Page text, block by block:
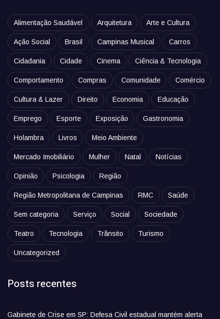
Alimentação Saudável Arquitetura Arte e Cultura
Ação Social Brasil Campinas Musical Carros
Cidadania Cidade Cinema Ciência & Tecnologia
Comportamento Compras Comunidade Comércio
Cultura & Lazer Direito Economia Educação
Emprego Esporte Exposição Gastronomia
Holambra Livros Meio Ambiente
Mercado Imobiliário Mulher Natal Notícias
Opinião Psicologia Região
Região Metropolitana de Campinas RMC Saúde
Sem categoria Serviço Social Sociedade
Teatro Tecnologia Trânsito Turismo
Uncategorized
Posts recentes
Gabinete de Crise em SP: Defesa Civil estadual mantém alerta